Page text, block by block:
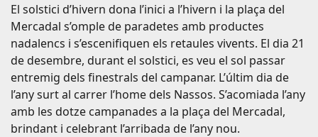
El solstici d’hivern dona l’inici a l’hivern i la plaça del
Mercadal s’omple de paradetes amb productes
nadalencs i s’escenifiquen els retaules vivents. El dia 21
de desembre, durant el solstici, es veu el sol passar
entremig dels finestrals del campanar. L’últim dia de
l’any surt al carrer l’home dels Nassos. S’acomiada l’any
amb les dotze campanades a la plaça del Mercadal,
brindant i celebrant l’arribada de l’any nou.